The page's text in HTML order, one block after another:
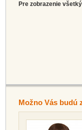
Pre zobrazenie
Možno Vás budú